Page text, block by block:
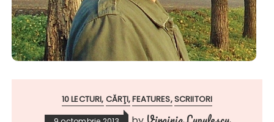
10 LECTURI CĂRŢI FEATURES SCRIITORI